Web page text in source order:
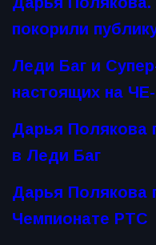
покорили
Леди Баг и
настоящих на ЧЕ-
Дарья Полякова
в Леди Баг
Дарья Полякова
Чемпионате РТС